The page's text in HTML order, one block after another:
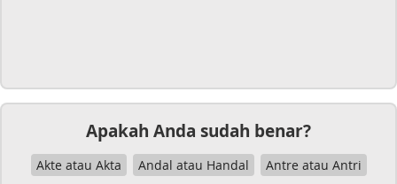
Apakah Anda sudah benar?
Akte atau Akta Andal atau Handal
Antre atau Antri